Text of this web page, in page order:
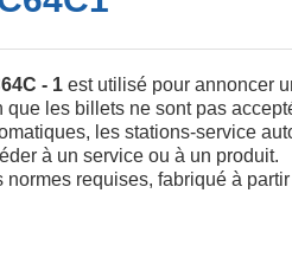
- 1est utilisé pour annoncer
que les billets ne sont pas
les stations-service
à un service ou à un produit.
requises, fabriqué à